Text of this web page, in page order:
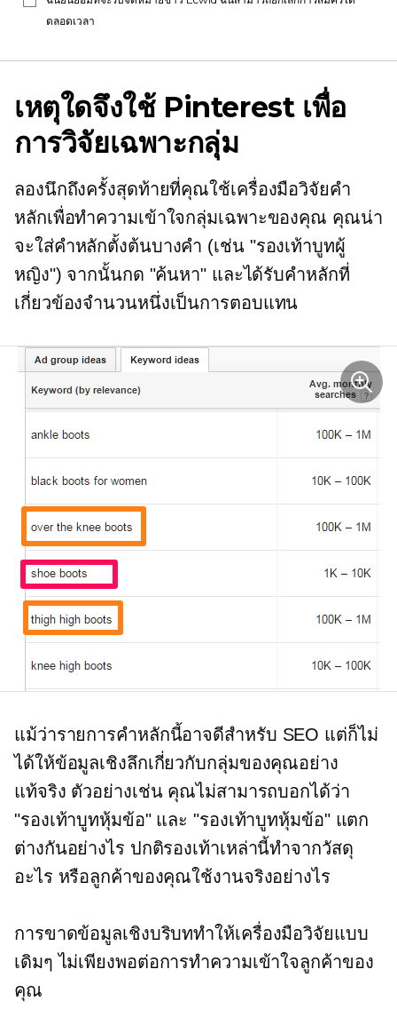
ตลอดเวลา
เหตุใดจึงใช้ Pinterest เพื่อ
การวิจัยเฉพาะกลุ่ม
ลองนึกถึงครั้งสุดท้ายที่คุณใช้เครื่องมือวิจัยคำ
หลักเพื่อทำความเข้าใจกลุ่มเฉพาะของคุณ คุณน่า
จะใส่คำหลักตั้งต้นบางคำ (เช่น "รองเท้าบูทผู้
หญิง") จากนั้นกด "ค้นหา" และได้รับคำหลักที่
เกี่ยวข้องจำนวนหนึ่งเป็นการตอบแทน
แม้ว่ารายการคำหลักนี้อาจดีสำหรับ SEO แต่ก็ไม่
ได้ให้ข้อมูลเชิงลึกเกี่ยวกับกลุ่มของคุณอย่าง
แท้จริง ตัวอย่างเช่น คุณไม่สามารถบอกได้ว่า
"รองเท้าบูทหุ้มข้อ" และ "รองเท้าบูทหุ้มข้อ" แตก
ต่างกันอย่างไร ปกติรองเท้าเหล่านี้ทำจากวัสดุ
อะไร หรือลูกค้าของคุณใช้งานจริงอย่างไร
การขาดข้อมูลเชิงบริบททำให้เครื่องมือวิจัยแบบ
เดิมๆ ไม่เพียงพอต่อการทำความเข้าใจลูกค้าของ
คุณ